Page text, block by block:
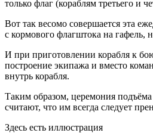
только флаг (кораблям третьего и
Вот так весомо совершается эта
с кормового флагштока на гафель,
И при приготовлении корабля к
построение экипажа и вместо
внутрь корабля.
Таким образом, церемония
считают, что им всегда следует
Здесь есть иллюстрация